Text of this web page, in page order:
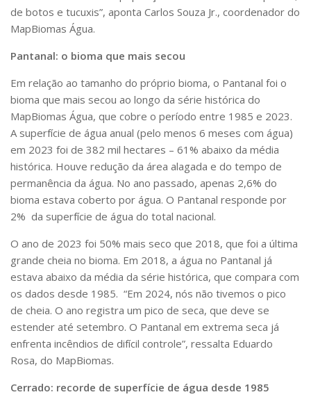
de botos e tucuxis”, aponta Carlos Souza Jr., coordenador do
MapBiomas Água.
Pantanal: o bioma que mais secou
Em relação ao tamanho do próprio bioma, o Pantanal foi o
bioma que mais secou ao longo da série histórica do
MapBiomas Água, que cobre o período entre 1985 e 2023.
A superfície de água anual (pelo menos 6 meses com água)
em 2023 foi de 382 mil hectares – 61% abaixo da média
histórica. Houve redução da área alagada e do tempo de
permanência da água. No ano passado, apenas 2,6% do
bioma estava coberto por água. O Pantanal responde por
2% da superfície de água do total nacional.
O ano de 2023 foi 50% mais seco que 2018, que foi a última
grande cheia no bioma. Em 2018, a água no Pantanal já
estava abaixo da média da série histórica, que compara com
os dados desde 1985. “Em 2024, nós não tivemos o pico
de cheia. O ano registra um pico de seca, que deve se
estender até setembro. O Pantanal em extrema seca já
enfrenta incêndios de difícil controle”, ressalta Eduardo
Rosa, do MapBiomas.
Cerrado: recorde de superfície de água desde 1985